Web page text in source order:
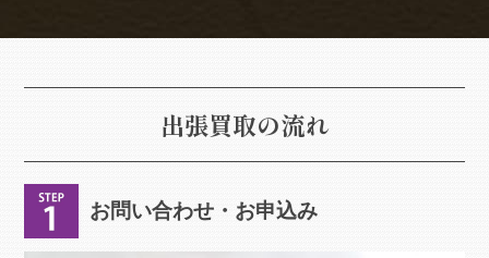
出張買取の流れ
お問い合わせ・お申込み